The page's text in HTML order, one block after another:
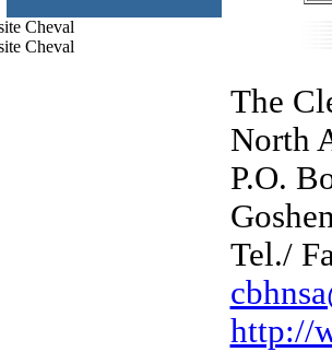
The
North
P.O.
Tel./
http://